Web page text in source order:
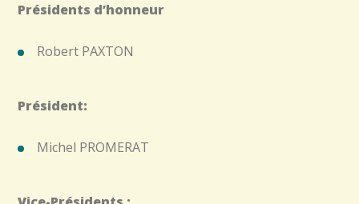
Présidents d’honneur
Robert PAXTON
Président:
Michel PROMERAT